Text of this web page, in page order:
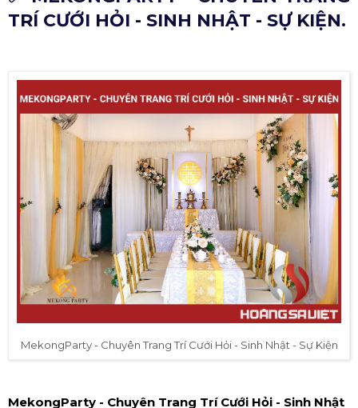
TRÍ CƯỚI HỎI - SINH NHẬT - SỰ KIỆN.
MekongParty - Chuyên Trang Trí Cưới Hỏi - Sinh Nhật - Sự Kiện
MekongParty - Chuyên Trang Trí Cưới Hỏi - Sinh Nhật